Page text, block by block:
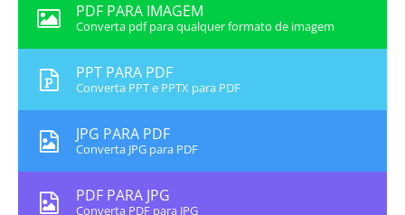
PDF PARA IMAGEM
Converta pdf para qualquer formato de imagem
PPT PARA PDF
Converta PPT e PPTX para PDF
JPG PARA PDF
Converta JPG para PDF
PDF PARA JPG
Converta PDF para JPG